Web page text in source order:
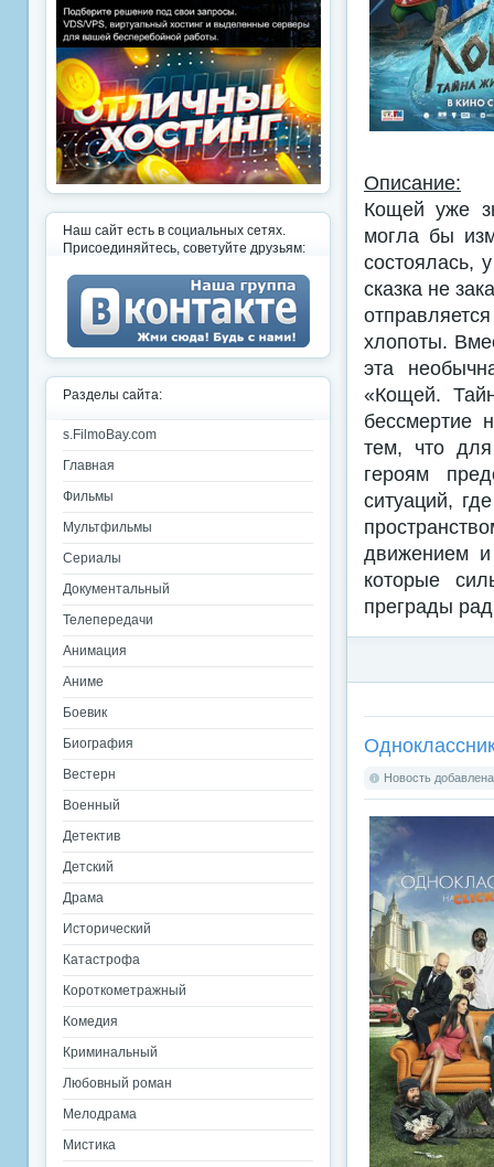
Описание:
Кощей уже
могла бы
состоялась,
сказка не
хлопоты.
эта
«Кощей.
бессмертие
тем, что
героям
ситуаций,
движением и
которые
преграды
Новость
Наш сайт есть в социальных сетях.
Присоединяйтесь, советуйте друзьям:
Разделы сайта:
s.FilmoBay.com
Главная
Фильмы
Мультфильмы
Сериалы
Документальный
Телепередачи
Анимация
Аниме
Боевик
Биография
Вестерн
Военный
Детектив
Детский
Драма
Исторический
Катастрофа
Короткометражный
Комедия
Криминальный
Любовный роман
Мелодрама
Мистика